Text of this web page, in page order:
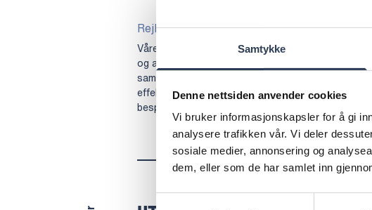
Samtykke
Denne nettsiden anvender cookies
Vi bruker informasjonskapsler for å gi
analysere trafikken vår. Vi deler
sosiale medier, annonsering og
dem, eller som de har samlet inn
Rejlers tilbyr ekspertrådgivning
Våre tjenester omfatter bærekraftige
og avansert vedlikeholdsplanlegging for å forlenge
samtidig som kostnadene reduseres. Ved å dra
effektivisere driften, redusere miljøpåvirkningen og
besparelser, samtidig som du sikrer etterlevelse av